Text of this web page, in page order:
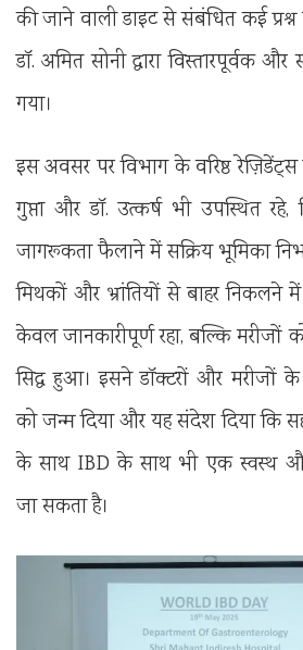
की जाने वाली डाइट से संबंधित कई प्रश्न
डॉ. अमित सोनी द्वारा विस्तारपूर्वक
गया।
इस अवसर पर विभाग के वरिष्ठ रेज़िडेंट्स
गुप्ता और डॉ. उत्कर्ष भी उपस्थित
जागरूकता फैलाने में सक्रिय भूमिका
मिथकों और भ्रांतियों से बाहर निकलने
केवल जानकारीपूर्ण रहा, बल्कि मरीजों
सिद्ध हुआ। इसने डॉक्टरों और मरीजों
को जन्म दिया और यह संदेश दिया कि
के साथ IBD के साथ भी एक स्वस्थ
जा सकता है।